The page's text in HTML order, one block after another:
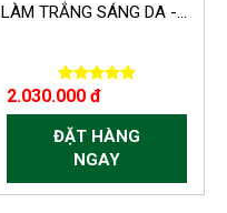
LÀM TRẮNG SÁNG DA -...
2.030.000 đ
ĐẶT HÀNG
NGAY